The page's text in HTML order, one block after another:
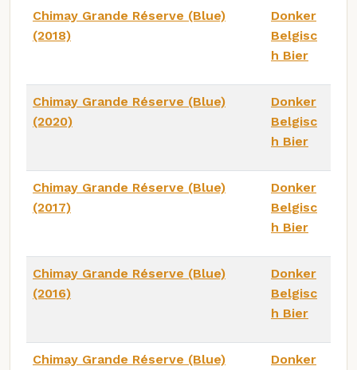
Chimay Grande Réserve (Blue)
(2018)
Donker
Belgisc
h Bier
Chimay Grande Réserve (Blue)
(2020)
Donker
Belgisc
h Bier
Chimay Grande Réserve (Blue)
(2017)
Donker
Belgisc
h Bier
Chimay Grande Réserve (Blue)
(2016)
Donker
Belgisc
h Bier
Chimay Grande Réserve (Blue)
Donker